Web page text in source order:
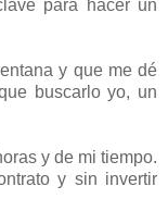
para hacer un
y que me dé
buscarlo yo, un
y de mi tiempo.
y sin invertir